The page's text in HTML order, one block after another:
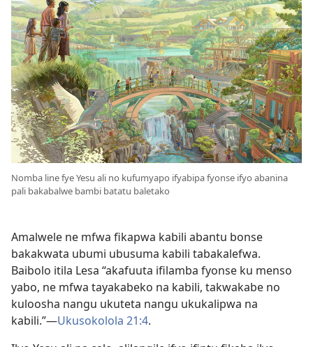
Nomba line fye Yesu ali no kufumyapo ifyabipa fyonse ifyo abanina
pali bakabalwe bambi batatu baletako
Amalwele ne mfwa fikapwa kabili abantu bonse
bakakwata ubumi ubusuma kabili tabakalefwa.
Baibolo itila Lesa “akafuuta ifilamba fyonse ku menso
yabo, ne mfwa tayakabeko na kabili, takwakabe no
kuloosha nangu ukuteta nangu ukukalipwa na
kabili.”—Ukusokolola 21:4.